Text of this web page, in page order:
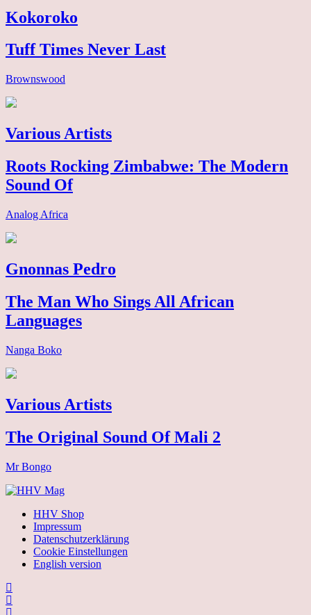
Kokoroko
Tuff Times Never Last
Brownswood
Various Artists
Roots Rocking Zimbabwe: The Modern
Sound Of
Analog Africa
Gnonnas Pedro
The Man Who Sings All African
Languages
Nanga Boko
Various Artists
The Original Sound Of Mali 2
Mr Bongo
HHV Shop
Impressum
Datenschutzerklärung
Cookie Einstellungen
English version